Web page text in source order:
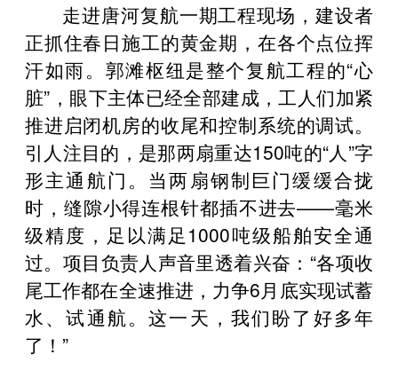
走进唐河复航一期工程现场，建设者
正抓住春日施工的黄金期，在各个点位挥
汗如雨。郭滩枢纽是整个复航工程的“心
脏”，眼下主体已经全部建成，工人们加紧
推进启闭机房的收尾和控制系统的调试。
引人注目的，是那两扇重达150吨的“人”字
形主通航门。当两扇钢制巨门缓缓合拢
时，缝隙小得连根针都插不进去——毫米
级精度，足以满足1000吨级船舶安全通
过。项目负责人声音里透着兴奋：“各项收
尾工作都在全速推进，力争6月底实现试蓄
水、试通航。这一天，我们盼了好多年
了！”